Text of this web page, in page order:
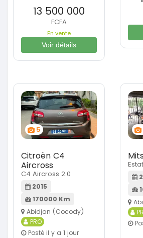
13 500 000
FCFA
En vente
Voir détails
5
Citroën C4
Aircross
C4 Aircross 2.0
2015
170000 Km
Abidjan (Cocody)
PRO
Posté il y a 1 jour